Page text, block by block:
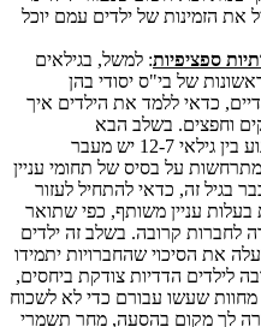
את הזמינות של ילדים עמם יוכל
ספציפיות: למשל, בגילאים
של בי"ס יסודי בהן
כדאי ללמד את הילדים איך
וחפצים. בשלב הבא
בהתפתחות החברתית שיכול לנוע בין גילאי 12-7 יש מעבר
על בסיס של תחומי עניין
בגיל זה, כדאי להתחיל לעזור
בעלות עניין משותף, כפי שתואר
לחברות קרובה. בשלב זה ילדים
את הסיכוי שהחברויות יתמידו
לילדים הדדיות צודקת ביחסים,
מחוות שעשו עבורם כדי לא לשכוח
לך מקום בהסעה, מחר תשמרי